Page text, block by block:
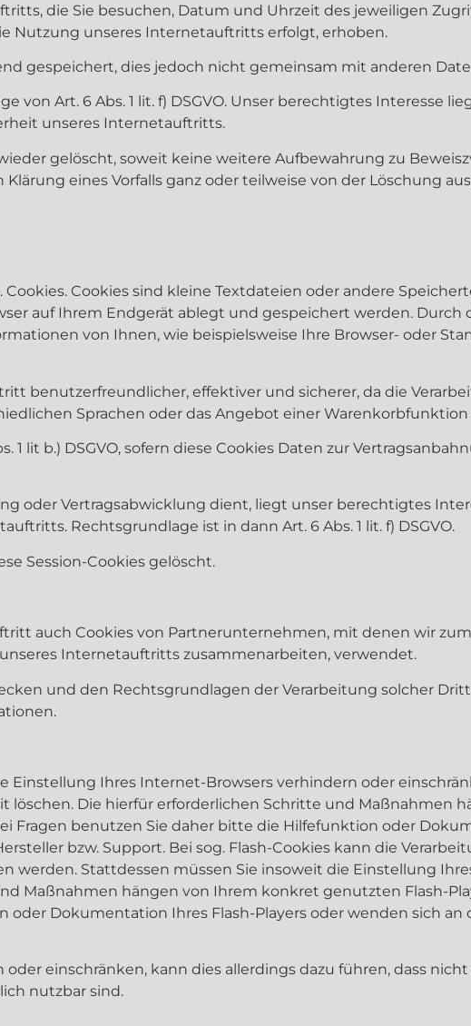
die Sie besuchen, Datum und Uhrzeit des jeweiligen
Nutzung unseres Internetauftritts erfolgt, erhoben.
gespeichert, dies jedoch nicht gemeinsam mit anderen
von Art. 6 Abs. 1 lit. f) DSGVO. Unser berechtigtes Interesse
unseres Internetauftritts.
gelöscht, soweit keine weitere Aufbewahrung zu
eines Vorfalls ganz oder teilweise von der Löschung
Cookies sind kleine Textdateien oder andere
auf Ihrem Endgerät ablegt und gespeichert werden. Durch
von Ihnen, wie beispielsweise Ihre Browser- oder
benutzerfreundlicher, effektiver und sicherer, da die
Sprachen oder das Angebot einer
1 lit b.) DSGVO, sofern diese Cookies Daten zur
oder Vertragsabwicklung dient, liegt unser berechtigtes
Rechtsgrundlage ist in dann Art. 6 Abs. 1 lit. f) DSGVO.
Session-Cookies gelöscht.
auch Cookies von Partnerunternehmen, mit denen wir
Internetauftritts zusammenarbeiten, verwendet.
und den Rechtsgrundlagen der Verarbeitung solcher
Einstellung Ihres Internet-Browsers verhindern oder
löschen. Die hierfür erforderlichen Schritte und Maßnahmen
Fragen benutzen Sie daher bitte die Hilfefunktion oder
bzw. Support. Bei sog. Flash-Cookies kann die
werden. Stattdessen müssen Sie insoweit die Einstellung
Maßnahmen hängen von Ihrem konkret genutzten Flash-
Dokumentation Ihres Flash-Players oder wenden sich an
einschränken, kann dies allerdings dazu führen, dass
nutzbar sind.